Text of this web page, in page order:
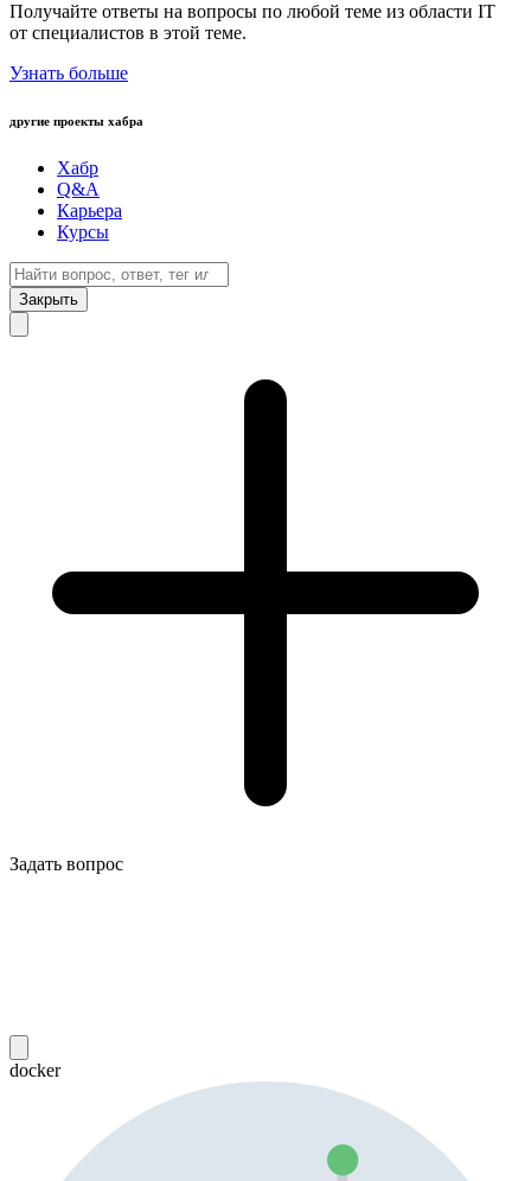
Получайте ответы на вопросы по любой теме из области IT
от специалистов в этой теме.
Узнать больше
другие проекты хабра
Хабр
Q&A
Карьера
Курсы
Закрыть
Задать вопрос
docker